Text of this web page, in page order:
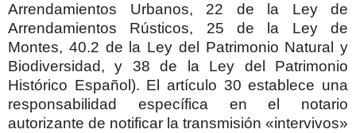
Arrendamientos Urbanos, 22 de la Ley de
Arrendamientos Rústicos, 25 de la Ley de
Montes, 40.2 de la Ley del Patrimonio Natural y
Biodiversidad, y 38 de la Ley del Patrimonio
Histórico Español). El artículo 30 establece una
responsabilidad específica en el notario
autorizante de notificar la transmisión «intervivos»